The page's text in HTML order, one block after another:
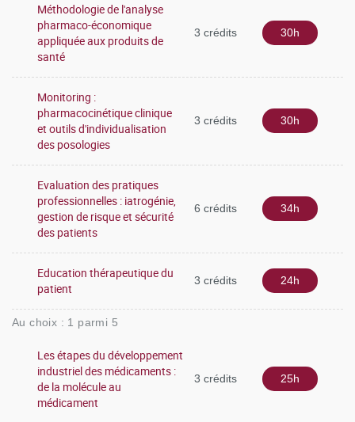
Méthodologie de l'analyse
pharmaco-économique
appliquée aux produits de
santé
3 crédits 30h
Monitoring :
pharmacocinétique clinique
et outils d'individualisation
des posologies
3 crédits 30h
Evaluation des pratiques
professionnelles : iatrogénie,
gestion de risque et sécurité
des patients
6 crédits 34h
Education thérapeutique du
patient
3 crédits 24h
Au choix : 1 parmi 5
Les étapes du développement
industriel des médicaments :
de la molécule au
médicament
3 crédits 25h